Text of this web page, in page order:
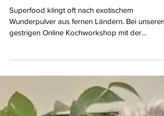
Superfood klingt oft nach exotischem
Wunderpulver aus fernen Ländern. Bei unserem
gestrigen Online Kochworkshop mit der
Nährstoffen versorgen, Energie geben und uns
im Alltag leistungsfähig halten.